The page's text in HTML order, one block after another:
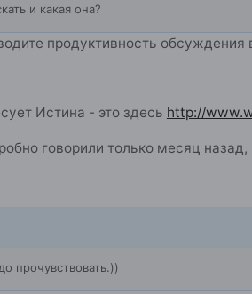
и какая она?
продуктивность обсуждения
Истина - это здесь http://
говорили только месяц
прочувствовать.))